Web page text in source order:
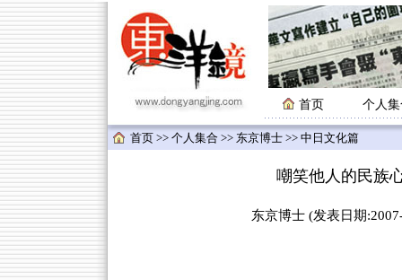
首页 个人
首页 >> 个人集合 >> 东京博士 >> 中日文化篇
嘲笑他人的民族
东京博士 (发表日期